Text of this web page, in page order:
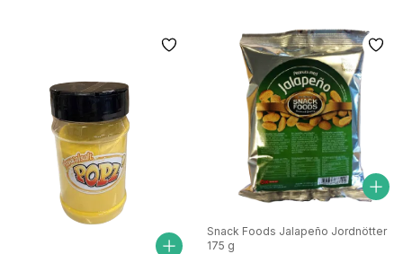
Snack Foods Jalapeño Jordnötter
175 g